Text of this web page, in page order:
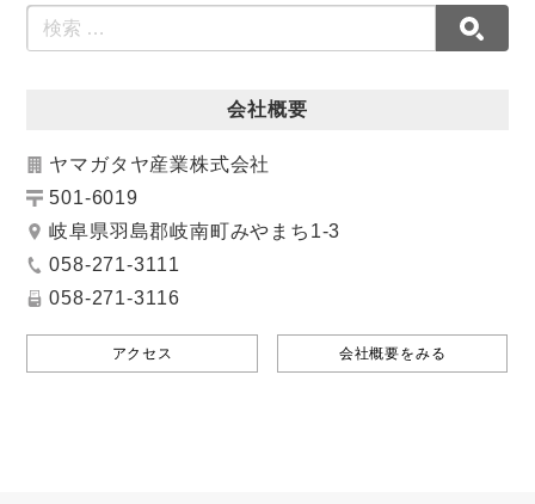
会社概要
ヤマガタヤ産業株式会社
501-6019
岐阜県羽島郡岐南町みやまち1-3
058-271-3111
058-271-3116
アクセス 会社概要をみる